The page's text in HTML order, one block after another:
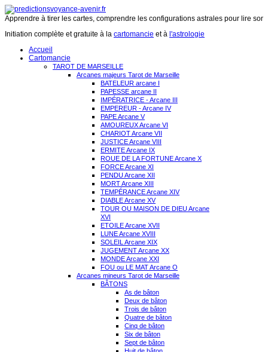
Apprendre à tirer les cartes, comprendre les configurations astrales pour lire
Initiation complète et gratuite à la cartomancie et à l'astrologie
Accueil
Cartomancie
TAROT DE MARSEILLE
Arcanes majeurs Tarot de Marseille
BATELEUR arcane I
PAPESSE arcane II
IMPÉRATRICE - Arcane III
EMPEREUR - Arcane IV
PAPE Arcane V
AMOUREUX Arcane VI
CHARIOT Arcane VII
JUSTICE Arcane VIII
ERMITE Arcane IX
ROUE DE LA FORTUNE Arcane X
FORCE Arcane XI
PENDU Arcane XII
MORT Arcane XIII
TEMPÉRANCE Arcane XIV
DIABLE Arcane XV
TOUR OU MAISON DE DIEU Arcane
XVI
ETOILE Arcane XVII
LUNE Arcane XVIII
SOLEIL Arcane XIX
JUGEMENT Arcane XX
MONDE Arcane XXI
FOU ou LE MAT Arcane O
Arcanes mineurs Tarot de Marseille
BÂTONS
As de bâton
Deux de bâton
Trois de bâton
Quatre de bâton
Cinq de bâton
Six de bâton
Sept de bâton